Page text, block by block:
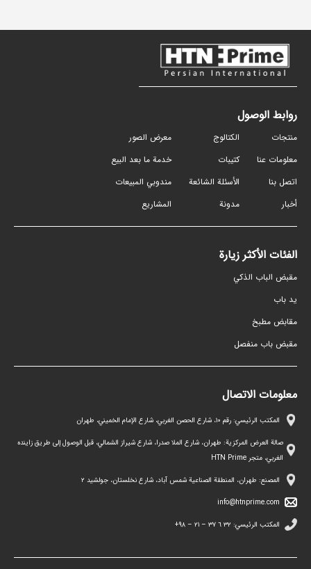
روابط الوصول
منتجات
معلومات عنا
اتصل بنا
أخبار
الكتالوج
كتيبات
الأسئلة الشائعة
مدونة
معرض الصور
خدمة ما بعد البيع
مندوبي المبيعات
المشاريع
الفئات الأكثر زيارة
مقبض الباب الذكي
ید باب
مقابض مطبخ
مقبض باب منفصل
معلومات الاتصال
المكتب الرئيسي: رقم ١٠، شارع الحصن الغربي، شارع الإمام الخميني، طهران
صالة العرض المركزية: طهران، شارع الملا صدرا، شارع شيراز الشمالي، قبل الوصول إلى طريق زاينده
الغربي، متجر HTN Prime
المصنع: طهران، المنطقة الصناعية شمس آباد، شارع نخلستان، جولشيد ۲
info@htnprime.com
المكتب الرئيسي: ٣٢ ٦ ٣٧ – ٢١ – ۹۸+